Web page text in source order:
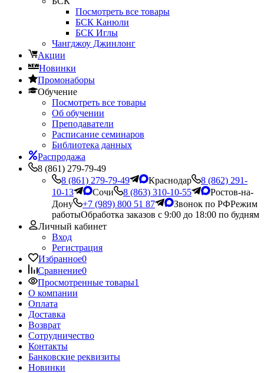
Посмотреть все товары
БСК Канюли
БСК Иглы
Чангджоу Джинлонг
Акции
Новинки
Промонаборы
Обучение
Посмотреть все товары
Об обучении
Преподаватели
Расписание семинаров
Библиотека данных
Распродажа
8 (861) 279-79-49
8 (861) 279-79-49
Краснодар
8 (862) 291-
10-13
Сочи 8 (863) 310-10-55
Ростов-на-
Дону
+7 (989) 800 51 87 Звонок по РФРежим
работыОбработка заказов с 9:00 до 18:00 по будням
Личный кабинет
Вход
Регистрация
Избранное0
Сравнение0
Просмотренные товары1
О компании
Оплата
Доставка
Возврат
Сотрудничество
Контакты
Банковские реквизиты
Новинки